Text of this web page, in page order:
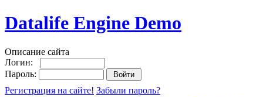
Datalife Engine Demo
Описание сайта
Логин:
Пароль:
Регистрация на сайте! Забыли пароль?